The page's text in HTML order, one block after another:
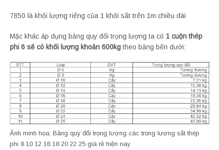
7850 là khối lượng riêng của 1 khối sắt trên 1m chiều dài
Mặc khác áp dụng bảng quy đổi trọng lượng ta có 1 cuộn thép
phi 6 sẽ có khối lượng khoản 600kg theo bảng bên dưới:
Ảnh minh họa: Bảng quy đổi trọng lượng các trọng lượng sắt thép
phi 8 10 12 16 18 20 22 25 giá rẻ hiện nay